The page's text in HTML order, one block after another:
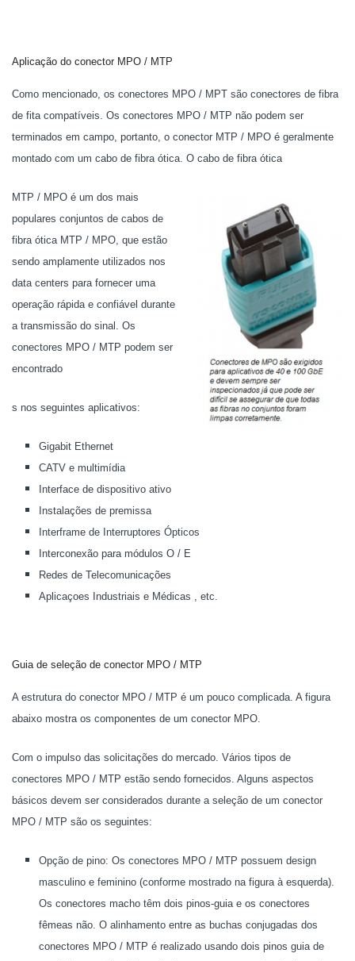
Aplicação do conector MPO / MTP
Como mencionado, os conectores MPO / MPT são conectores de fibra
de fita compatíveis. Os conectores MPO / MTP não podem ser
terminados em campo, portanto, o conector MTP / MPO é geralmente
montado com um cabo de fibra ótica. O cabo de fibra ótica
MTP / MPO é um dos mais
populares conjuntos de cabos de
fibra ótica MTP / MPO, que estão
sendo amplamente utilizados nos
data centers para fornecer uma
operação rápida e confiável durante
a transmissão do sinal. Os
conectores MPO / MTP podem ser
encontrado
s nos seguintes aplicativos:
Gigabit Ethernet
CATV e multimídia
Interface de dispositivo ativo
Instalações de premissa
Interframe de Interruptores Ópticos
Interconexão para módulos O / E
Redes de Telecomunicações
Aplicaçoes Industriais e Médicas , etc.
Guia de seleção de conector MPO / MTP
A estrutura do conector MPO / MTP é um pouco complicada. A figura
abaixo mostra os componentes de um conector MPO.
Com o impulso das solicitações do mercado. Vários tipos de
conectores MPO / MTP estão sendo fornecidos. Alguns aspectos
básicos devem ser considerados durante a seleção de um conector
MPO / MTP são os seguintes:
Opção de pino: Os conectores MPO / MTP possuem design
masculino e feminino (conforme mostrado na figura à esquerda).
Os conectores macho têm dois pinos-guia e os conectores
fêmeas não. O alinhamento entre as buchas conjugadas dos
conectores MPO / MTP é realizado usando dois pinos guia de